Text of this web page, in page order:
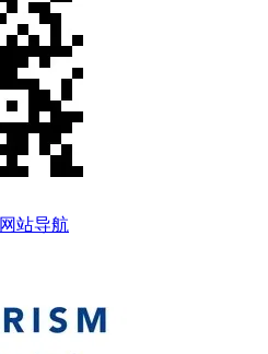
网站导航